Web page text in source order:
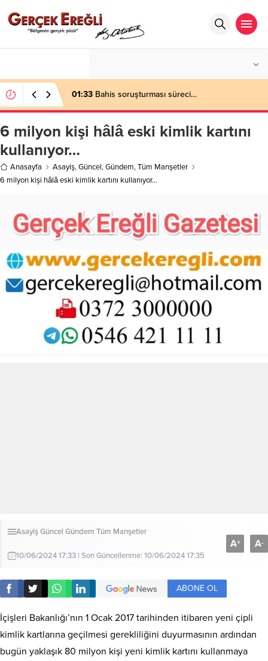
01:33 Bahis soruşturması süreci…
6 milyon kişi hâlâ eski kimlik kartını
kullanıyor…
Anasayfa Asayiş,Güncel,Gündem,Tüm Manşetler
6 milyon kişi hâlâ eski kimlik kartını kullanıyor…
AsayişGüncel Gündem Tüm Manşetler
10/06/2024 17:33 | Son Güncellenme: 10/06/2024 17:35
A+ A-
ABONE OL
İçişleri Bakanlığı’nın 1 Ocak 2017 tarihinden itibaren yeni çipli
kimlik kartlarına geçilmesi gerekliliğini duyurmasının ardından
bugün yaklaşık 80 milyon kişi yeni kimlik kartını kullanmaya